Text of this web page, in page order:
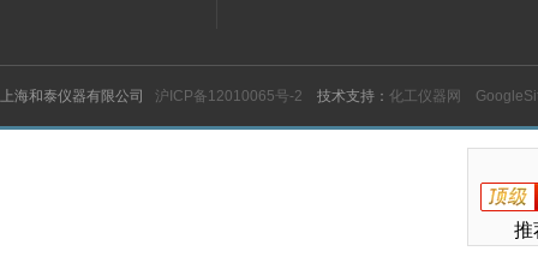
上海和泰仪器有限公司 沪ICP备12010065号-2 技术支持： 化工仪器网
推